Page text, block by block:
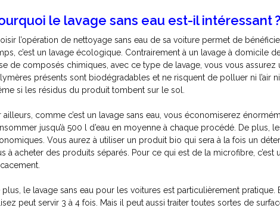
le lavage sans eau est-il intéressant ?
l’opération de nettoyage sans eau de sa voiture permet de
c’est un lavage écologique. Contrairement à un lavage à domicile
de composés chimiques, avec ce type de lavage, vous vous assurez
présents sont biodégradables et ne risquent de polluer ni l’air
si les résidus du produit tombent sur le sol.
ailleurs, comme c’est un lavage sans eau, vous économiserez
jusqu’à 500 l d’eau en moyenne à chaque procédé. De plus,
Vous aurez à utiliser un produit bio qui sera à la fois un
à acheter des produits séparés. Pour ce qui est de la microfibre, c’est
plus, le lavage sans eau pour les voitures est particulièrement
peut servir 3 à 4 fois. Mais il peut aussi traiter toutes sortes de